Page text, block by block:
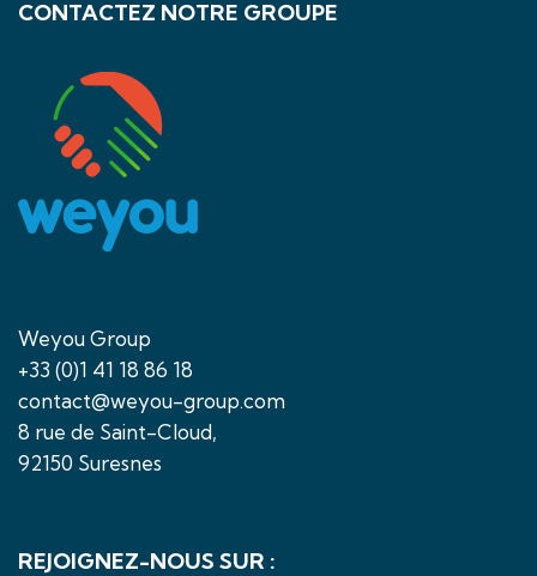
CONTACTEZ NOTRE GROUPE
Weyou Group
+33 (0)1 41 18 86 18
contact@weyou-group.com
8 rue de Saint-Cloud,
92150 Suresnes
REJOIGNEZ-NOUS SUR :